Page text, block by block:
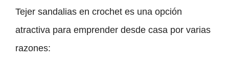
Tejer sandalias en crochet es una opción
atractiva para emprender desde casa por varias
razones: